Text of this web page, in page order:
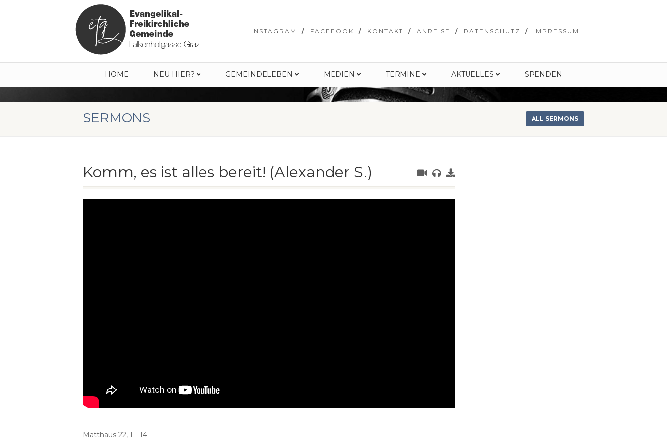
INSTAGRAM FACEBOOK KONTAKT ANREISE DATENSCHUTZ IMPRESSUM
HOME NEU HIER? GEMEINDELEBEN MEDIEN TERMINE AKTUELLES SPENDEN
SERMONS ALL SERMONS
Komm, es ist alles bereit! (Alexander S.)
Matthäus 22, 1 – 14